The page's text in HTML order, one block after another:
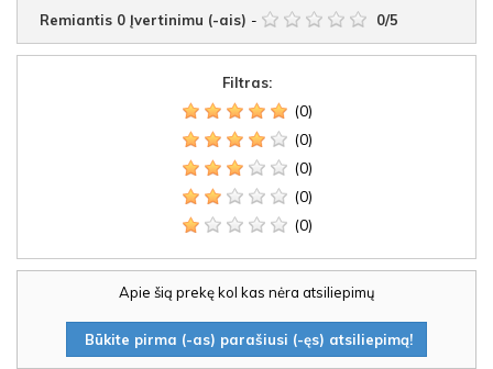
Remiantis 0 Įvertinimu (-ais) - 0/5
Filtras:
(0)
(0)
(0)
(0)
(0)
Apie šią prekę kol kas nėra atsiliepimų
Būkite pirma (-as) parašiusi (-ęs) atsiliepimą!